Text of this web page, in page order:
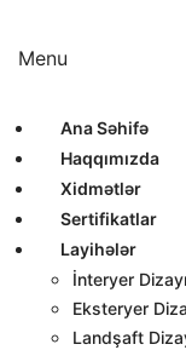
Menu
Ana Səhifə
Haqqımızda
Xidmətlər
Sertifikatlar
Layihələr
İnteryer
Eksteryer
Landşaft